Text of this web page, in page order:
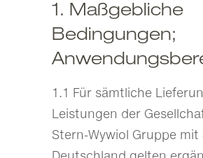
1. Maßgebliche
Bedingungen;
1.1 Für sämtliche
Leistungen der
Stern-Wywiol Gruppe mit